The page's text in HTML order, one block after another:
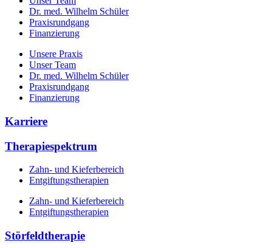
Dr. med. Wilhelm Schüler
Praxisrundgang
Finanzierung
Unsere Praxis
Unser Team
Dr. med. Wilhelm Schüler
Praxisrundgang
Finanzierung
Karriere
Therapiespektrum
Zahn- und Kieferbereich
Entgiftungstherapien
Zahn- und Kieferbereich
Entgiftungstherapien
Störfeldtherapie